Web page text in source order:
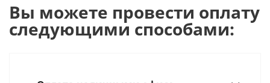
Вы можете провести оплату
следующими способами: